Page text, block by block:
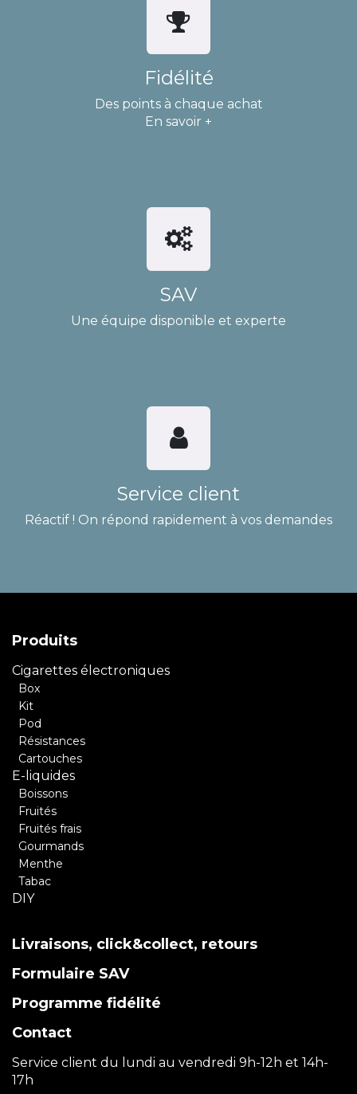
Fidélité
Des points à chaque achat
En savoir +
SAV
Une équipe disponible et experte
Service client
Réactif ! On répond rapidement à vos demandes
Produits
Cigarettes électroniques
Box
Kit
Pod
Résistances
Cartouches
E-liquides
Boissons
Fruités
Fruités frais
Gourmands
Menthe
Tabac
DIY
Livraisons, click&collect, retours
Formulaire SAV
Programme fidélité
Contact
Service client du lundi au vendredi 9h-12h et 14h-
17h